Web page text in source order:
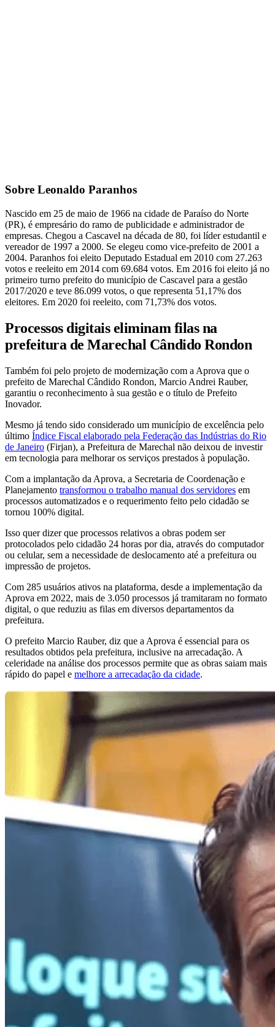
Sobre Leonaldo Paranhos
Nascido em 25 de maio de 1966 na cidade de Paraíso do Norte
(PR), é empresário do ramo de publicidade e administrador de
empresas. Chegou a Cascavel na década de 80, foi líder estudantil e
vereador de 1997 a 2000. Se elegeu como vice-prefeito de 2001 a
2004. Paranhos foi eleito Deputado Estadual em 2010 com 27.263
votos e reeleito em 2014 com 69.684 votos. Em 2016 foi eleito já no
primeiro turno prefeito do município de Cascavel para a gestão
2017/2020 e teve 86.099 votos, o que representa 51,17% dos
eleitores. Em 2020 foi reeleito, com 71,73% dos votos.
Processos digitais eliminam filas na
prefeitura de Marechal Cândido Rondon
Também foi pelo projeto de modernização com a Aprova que o
prefeito de Marechal Cândido Rondon, Marcio Andrei Rauber,
garantiu o reconhecimento à sua gestão e o título de Prefeito
Inovador.
Mesmo já tendo sido considerado um município de excelência pelo
último Índice Fiscal elaborado pela Federação das Indústrias do Rio
de Janeiro (Firjan), a Prefeitura de Marechal não deixou de investir
em tecnologia para melhorar os serviços prestados à população.
Com a implantação da Aprova, a Secretaria de Coordenação e
Planejamento transformou o trabalho manual dos servidores em
processos automatizados e o requerimento feito pelo cidadão se
tornou 100% digital.
Isso quer dizer que processos relativos a obras podem ser
protocolados pelo cidadão 24 horas por dia, através do computador
ou celular, sem a necessidade de deslocamento até a prefeitura ou
impressão de projetos.
Com 285 usuários ativos na plataforma, desde a implementação da
Aprova em 2022, mais de 3.050 processos já tramitaram no formato
digital, o que reduziu as filas em diversos departamentos da
prefeitura.
O prefeito Marcio Rauber, diz que a Aprova é essencial para os
resultados obtidos pela prefeitura, inclusive na arrecadação. A
celeridade na análise dos processos permite que as obras saiam mais
rápido do papel e melhore a arrecadação da cidade.